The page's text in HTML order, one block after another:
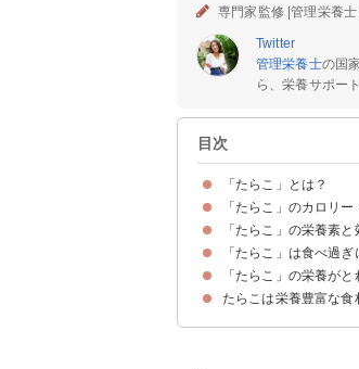
専門家監修 |管理栄養
Twitter
管理栄養士の国
ら、栄養サポー
目次
「たらこ」とは？
「たらこ」は卵巣の塩
「たらこ」と明太子の
「たらこ」のカロリ
たらこ（1腹・100g）
たらこ（100g）のカロ
「たらこ」の栄養素
①タンパク質
②ビタミンE
③ビタミンB12
④ナイアシン
⑤タウリン
「たらこ」は食べ過
プリン体の摂取による
塩分の過剰摂取
「たらこ」の栄養が
①お新香入りたらこスパ
②たらこの餅チーズ春巻
③白滝とたらこの煮物
たらこは栄養豊富な食